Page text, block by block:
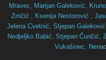
Mravec, Marijan Galeković,
Zrnčić , Ksenija Nestorović ,
Jelena Cvetnić, Stjepan
Nedjeljko Babić, Stjepan Čunčić,
Vukašinec,